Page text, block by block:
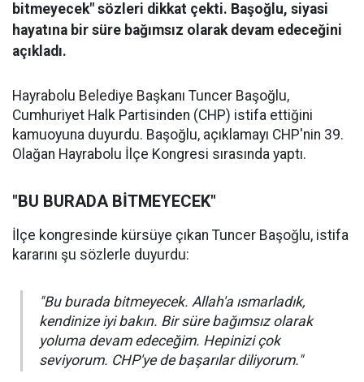
bitmeyecek" sözleri dikkat çekti. Başoğlu, siyasi
hayatına bir süre bağımsız olarak devam edeceğini
açıkladı.
Hayrabolu Belediye Başkanı Tuncer Başoğlu,
Cumhuriyet Halk Partisinden (CHP) istifa ettiğini
kamuoyuna duyurdu. Başoğlu, açıklamayı CHP'nin 39.
Olağan Hayrabolu İlçe Kongresi sırasında yaptı.
"BU BURADA BİTMEYECEK"
İlçe kongresinde kürsüye çıkan Tuncer Başoğlu, istifa
kararını şu sözlerle duyurdu:
"Bu burada bitmeyecek. Allah'a ısmarladık,
kendinize iyi bakın. Bir süre bağımsız olarak
yoluma devam edeceğim. Hepinizi çok
seviyorum. CHP'ye de başarılar diliyorum."